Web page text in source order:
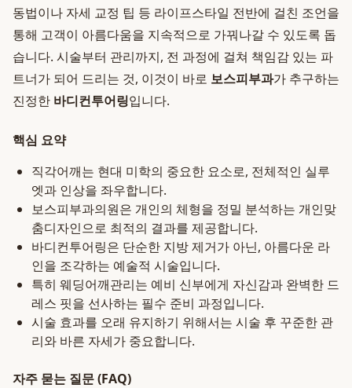
동법이나 자세 교정 팁 등 라이프스타일 전반에 걸친 조언을
통해 고객이 아름다움을 지속적으로 가꿔나갈 수 있도록 돕
습니다. 시술부터 관리까지, 전 과정에 걸쳐 책임감 있는 파
트너가 되어 드리는 것, 이것이 바로 보스피부과가 추구하는
진정한 바디컨투어링입니다.
핵심 요약
직각어깨는 현대 미학의 중요한 요소로, 전체적인 실루
엣과 인상을 좌우합니다.
보스피부과의원은 개인의 체형을 정밀 분석하는 개인맞
춤디자인으로 최적의 결과를 제공합니다.
바디컨투어링은 단순한 지방 제거가 아닌, 아름다운 라
인을 조각하는 예술적 시술입니다.
특히 웨딩어깨관리는 예비 신부에게 자신감과 완벽한 드
레스 핏을 선사하는 필수 준비 과정입니다.
시술 효과를 오래 유지하기 위해서는 시술 후 꾸준한 관
리와 바른 자세가 중요합니다.
자주 묻는 질문 (FAQ)